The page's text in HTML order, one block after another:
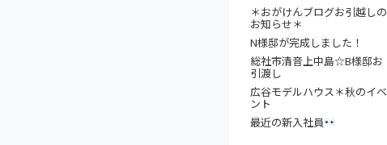
＊おがけんブログお引越しの
お知らせ＊
N様邸が完成しました！
総社市清音上中島☆B様邸お
引渡し
広谷モデルハウス＊秋のイベ
ント
最近の新入社員